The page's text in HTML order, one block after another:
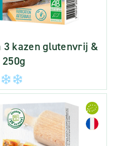
3 kazen glutenvrij &